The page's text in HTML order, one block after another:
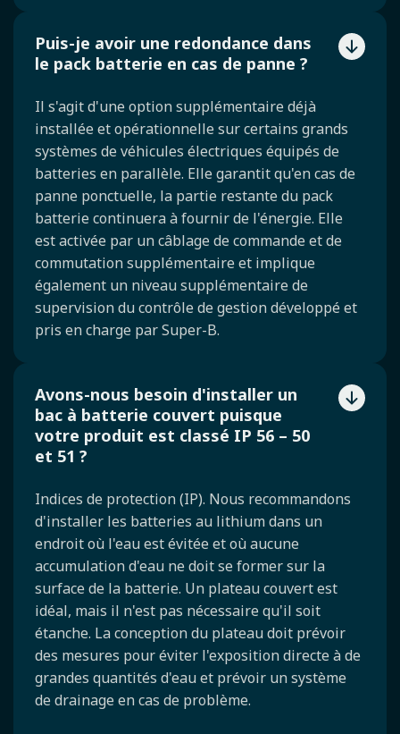
Puis-je avoir une redondance dans
le pack batterie en cas de panne ?
Il s'agit d'une option supplémentaire déjà
installée et opérationnelle sur certains grands
systèmes de véhicules électriques équipés de
batteries en parallèle. Elle garantit qu'en cas de
panne ponctuelle, la partie restante du pack
batterie continuera à fournir de l'énergie. Elle
est activée par un câblage de commande et de
commutation supplémentaire et implique
également un niveau supplémentaire de
supervision du contrôle de gestion développé et
pris en charge par Super-B.
Avons-nous besoin d'installer un
bac à batterie couvert puisque
votre produit est classé IP 56 – 50
et 51 ?
Indices de protection (IP). Nous recommandons
d'installer les batteries au lithium dans un
endroit où l'eau est évitée et où aucune
accumulation d'eau ne doit se former sur la
surface de la batterie. Un plateau couvert est
idéal, mais il n'est pas nécessaire qu'il soit
étanche. La conception du plateau doit prévoir
des mesures pour éviter l'exposition directe à de
grandes quantités d'eau et prévoir un système
de drainage en cas de problème.